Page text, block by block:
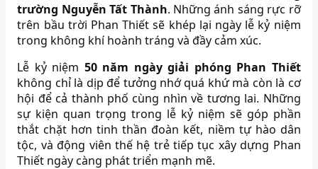
trường Nguyễn Tất Thành. Những ánh sáng rực rỡ
trên bầu trời Phan Thiết sẽ khép lại ngày lễ kỷ niệm
trong không khí hoành tráng và đầy cảm xúc.
Lễ kỷ niệm 50 năm ngày giải phóng Phan Thiết
không chỉ là dịp để tưởng nhớ quá khứ mà còn là cơ
hội để cả thành phố cùng nhìn về tương lai. Những
sự kiện quan trọng trong lễ kỷ niệm sẽ góp phần
thắt chặt hơn tinh thần đoàn kết, niềm tự hào dân
tộc, và động viên thế hệ trẻ tiếp tục xây dựng Phan
Thiết ngày càng phát triển mạnh mẽ.